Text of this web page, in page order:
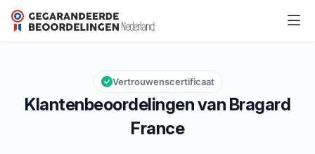
Bragard France
Algemene beoordeling: … van 10
…/10
Klantenbeoordelingen van Bragard
France
Vertrouwenscertificaat